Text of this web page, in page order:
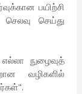
பயிற்சி
செய்து
நுழைவுத்
வழிகளில்